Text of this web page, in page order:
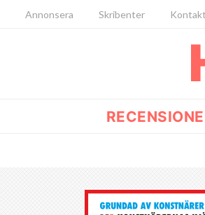
Annonsera Skribenter Kontakt